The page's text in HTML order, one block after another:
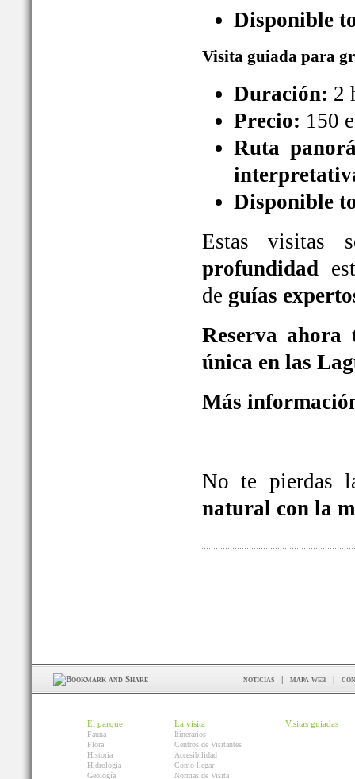
Disponible
Visita guiada para
Duración: 2
Precio: 150
Ruta
Disponible
Estas
profundidad
de guías
Reserva
única en las
Más
No te pierdas
natural con la
noticias mapa web
El parque
Fauna
Flora
Historia
Hidrología
Geología
La visita
Itinerarios
Centros de Visitantes
Accesibilidad
Como llegar
Normas de Visita
Visitas guiadas